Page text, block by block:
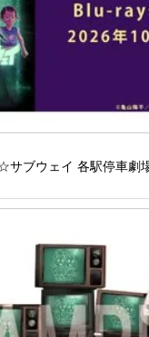
サブウェイ 各駅停車劇